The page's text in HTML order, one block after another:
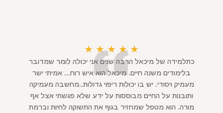
★
★
★
★
★
כתלמידה של מיכאל הרבה שנים אני יכולה לומר שמדובר
בלימודים משנה חיים. מיכאל הוא איש רוח... אמיתי ישר
מעמיק ויסודי. יש בו יכולות ריפוי גדולות..מחשבה מעמיקה
ותובנות על החיים מבוססות על ידע שלא פגשתי אצל אף
מורה. הוא מטפל שמחזיר בגוף את התשוקה לחיות וברמת